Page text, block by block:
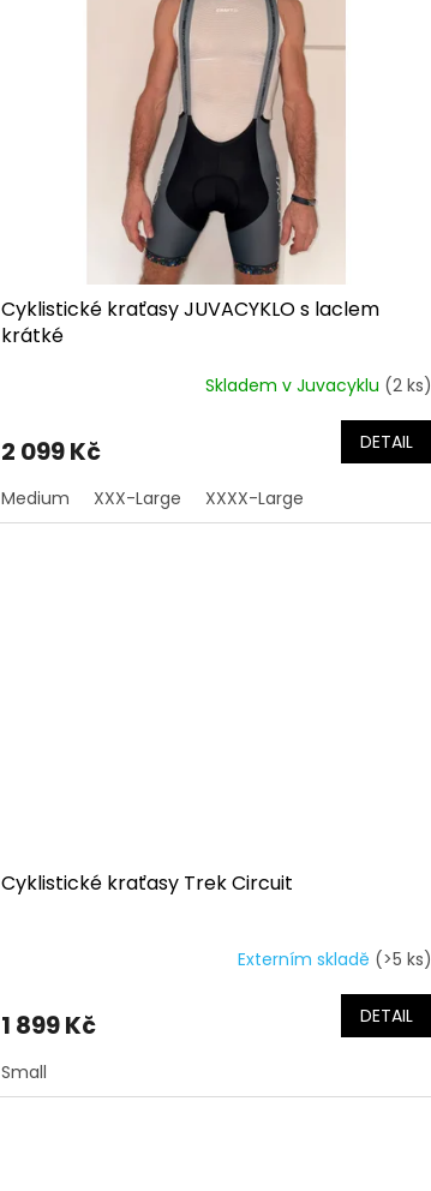
Cyklistické kraťasy JUVACYKLO s laclem
krátké
Skladem v Juvacyklu (2 ks)
2 099 Kč DETAIL
Medium XXX-Large XXXX-Large
Cyklistické kraťasy Trek Circuit
Externím skladě (>5 ks)
1 899 Kč DETAIL
Small